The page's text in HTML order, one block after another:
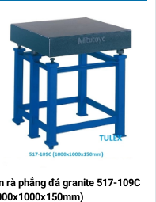
rà phẳng đá granite 517-109C